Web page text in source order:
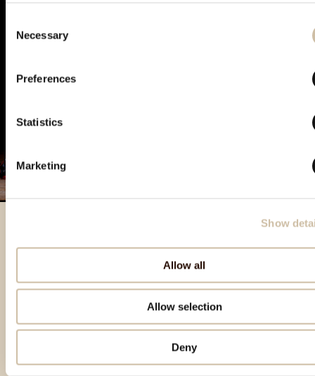
Selection
Necessary
Preferences
Statistics
Marketing
Show
Allow all
Allow selection
Deny
Besondere Produkte